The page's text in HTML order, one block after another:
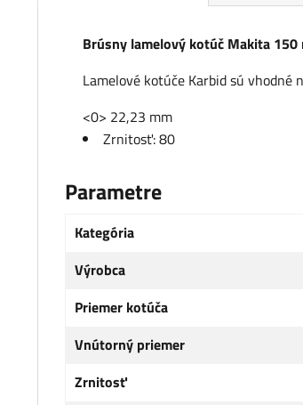
Brúsny lamelový kotúč Makita
Lamelové kotúče Karbid sú vhodné
<0> 22,23 mm
Zrnitosť: 80
Parametre
Kategória
Výrobca
Priemer kotúča
Vnútorný priemer
Zrnitosť